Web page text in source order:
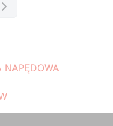
NAPĘDOWA